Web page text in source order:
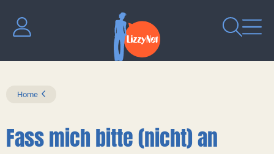
Home
Fass mich bitte (nicht) an